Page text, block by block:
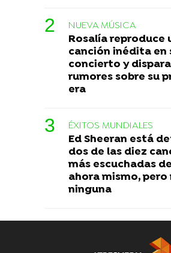
NUEVA MÚSICA
Rosalía reproduce
canción inédita en
concierto y
rumores sobre su
era
ÉXITOS MUNDIALES
Ed Sheeran está
dos de las diez
más escuchadas
ahora mismo,
ninguna